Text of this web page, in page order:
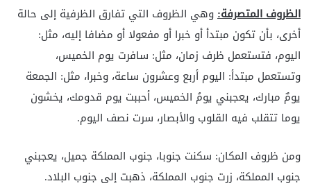
الظروف المتصرفة:وهي الظروف التي تفارق الظرفية إلى حالة
أخرى، بأن تكون مبتدأ أو خبرا أو مفعولا أو مضافا إليه، مثل:
اليوم، فتستعمل ظرف زمان، مثل: سافرت يوم الخميس،
وتستعمل مبتدأ: اليوم أربع وعشرون ساعة، وخبرا، مثل: الجمعة
يومٌ مبارك، يعجبني يومُ الخميس، أحببت يوم قدومك، يخشون
يوما تتقلب فيه القلوب والأبصار، سرت نصف اليوم.
ومن ظروف المكان: سكنت جنوبا، جنوب المملكة جميل، يعجبني
جنوب المملكة، زرت جنوب المملكة، ذهبت إلى جنوب البلاد.